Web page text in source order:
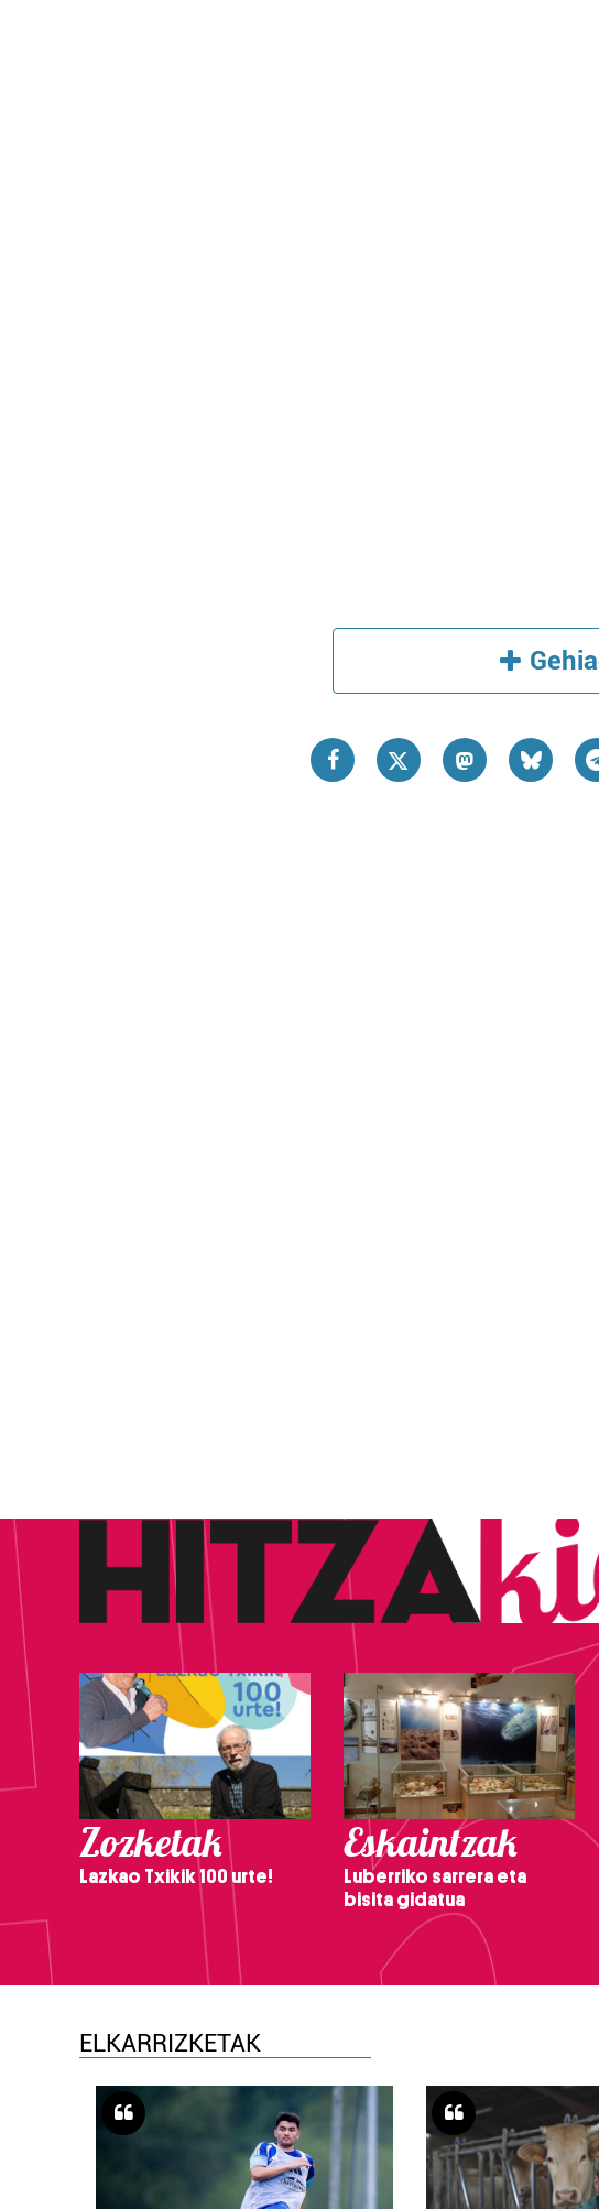
Zozketak
Lazkao Txikik 100 urte!
Eskaintzak
Luberriko sarrera eta
bisita gidatua
ELKARRIZKETAK